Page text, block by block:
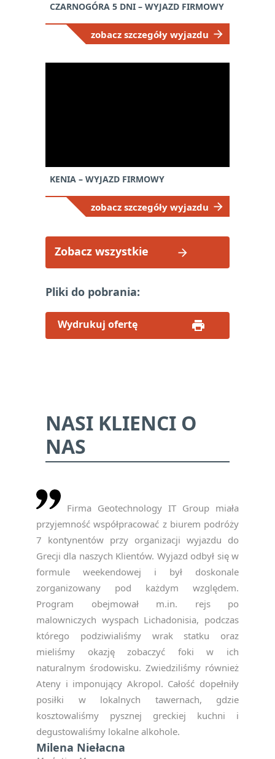
NEWSLETTER
— ZAPISZ SIĘ, ABY
OTRZYMYWAĆ
NAJNOWSZE
INFORMACJE
CZARNOGÓRA 5 DNI – WYJAZD FIRMOWY
zobacz szczegóły wyjazdu
KENIA – WYJAZD FIRMOWY
zobacz szczegóły wyjazdu
Zobacz wszystkie
Pliki do pobrania:
Wydrukuj ofertę
NASI KLIENCI O
NAS
Firma Geotechnology IT Group miała
przyjemność współpracować z biurem podróży
7 kontynentów przy organizacji wyjazdu do
Grecji dla naszych Klientów. Wyjazd odbył się w
formule weekendowej i był doskonale
zorganizowany pod każdym względem.
Program obejmował m.in. rejs po
malowniczych wyspach Lichadonisia, podczas
którego podziwialiśmy wrak statku oraz
mieliśmy okazję zobaczyć foki w ich
naturalnym środowisku. Zwiedziliśmy również
Ateny i imponujący Akropol. Całość dopełniły
posiłki w lokalnych tawernach, gdzie
kosztowaliśmy pysznej greckiej kuchni i
degustowaliśmy lokalne alkohole.
Milena Niełacna